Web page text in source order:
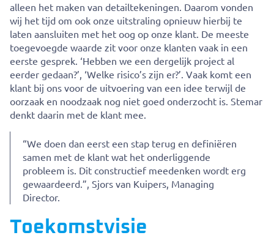
alleen het maken van detailtekeningen. Daarom vonden
wij het tijd om ook onze uitstraling opnieuw hierbij te
laten aansluiten met het oog op onze klant. De meeste
toegevoegde waarde zit voor onze klanten vaak in een
eerste gesprek. ‘Hebben we een dergelijk project al
eerder gedaan?’, ‘Welke risico’s zijn er?’. Vaak komt een
klant bij ons voor de uitvoering van een idee terwijl de
oorzaak en noodzaak nog niet goed onderzocht is. Stemar
denkt daarin met de klant mee.
“We doen dan eerst een stap terug en definiëren
samen met de klant wat het onderliggende
probleem is. Dit constructief meedenken wordt erg
gewaardeerd.”, Sjors van Kuipers, Managing
Director.
Toekomstvisie